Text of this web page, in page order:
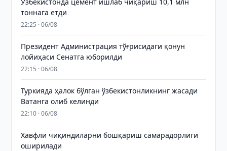
тоннага етди
22:25 · 06/08
Президент Администрация тўғрисидаги қонун
лойиҳаси Сенатга юборилди
22:15 · 06/08
Туркияда ҳалок бўлган ўзбекистонликнинг жасади
Ватанга олиб келинди
22:10 · 06/08
Хавфли чиқиндиларни бошқариш самарадорлиги
оширилади